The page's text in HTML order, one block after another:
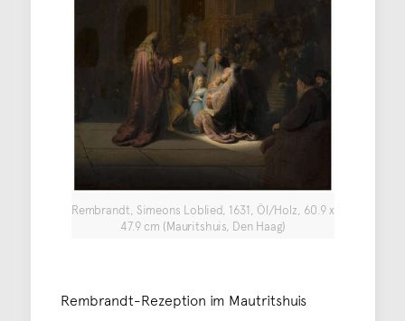
Rembrandt, Simeons Loblied, 1631, Öl/Holz, 60.9 x
47.9 cm (Mauritshuis, Den Haag)
Rembrandt-Rezeption im Mautritshuis